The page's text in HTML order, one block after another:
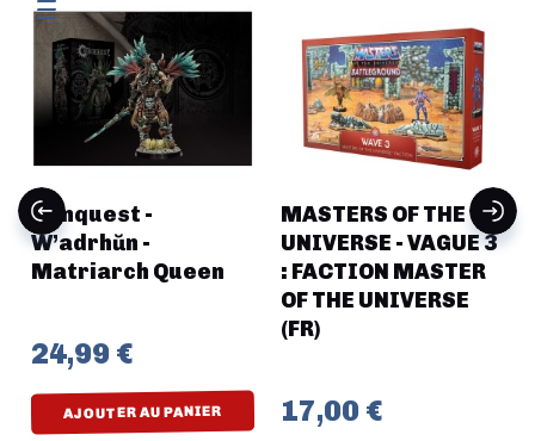
Conquest -
W’adrhŭn -
Matriarch Queen
24,99 €
AJOUTER AU PANIER
MASTERS OF THE
UNIVERSE - VAGUE 3
: FACTION MASTER
OF THE UNIVERSE
(FR)
17,00 €